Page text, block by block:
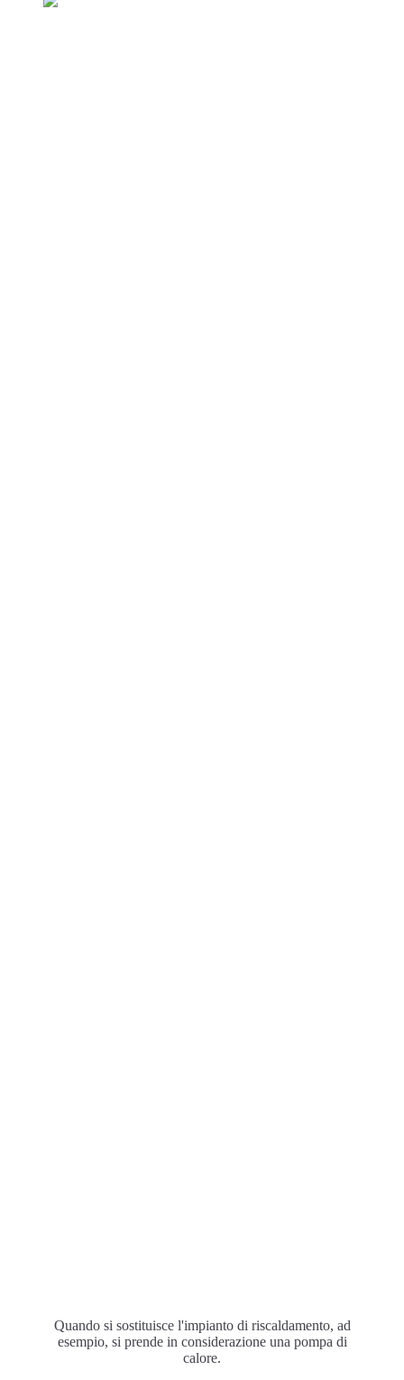
Quando si sostituisce l'impianto di riscaldamento, ad
esempio, si prende in considerazione una pompa di
calore.